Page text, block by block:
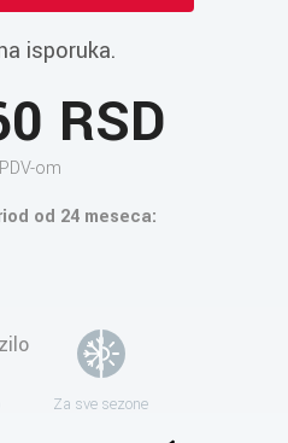
isporuka.
RSD
om
od 24 meseca:
Za sve sezone